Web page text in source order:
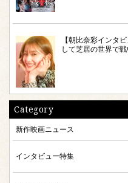
【朝比奈彩インタ
して芝居の世界で
Category
新作映画ニュース
インタビュー特集